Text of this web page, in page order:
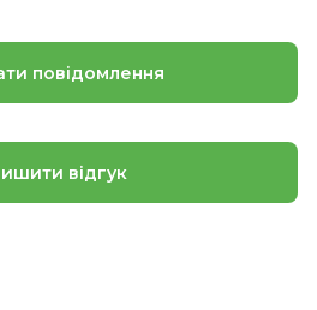
повідомлення
відгук